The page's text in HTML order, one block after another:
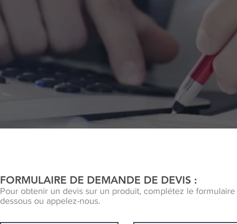
FORMULAIRE DE DEMANDE DE DEVIS :
Pour obtenir un devis sur un produit, complétez le formulaire
dessous ou appelez-nous.